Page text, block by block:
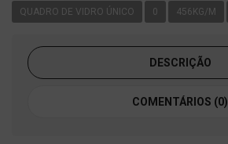
QUADRO DE VIDRO ÚNICO 0 456KG/M
DESCRIÇÃO
COMENTÁRIOS (0)